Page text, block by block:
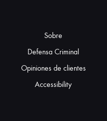
Sobre
Defensa Criminal
Opiniones de clientes
Accessibility